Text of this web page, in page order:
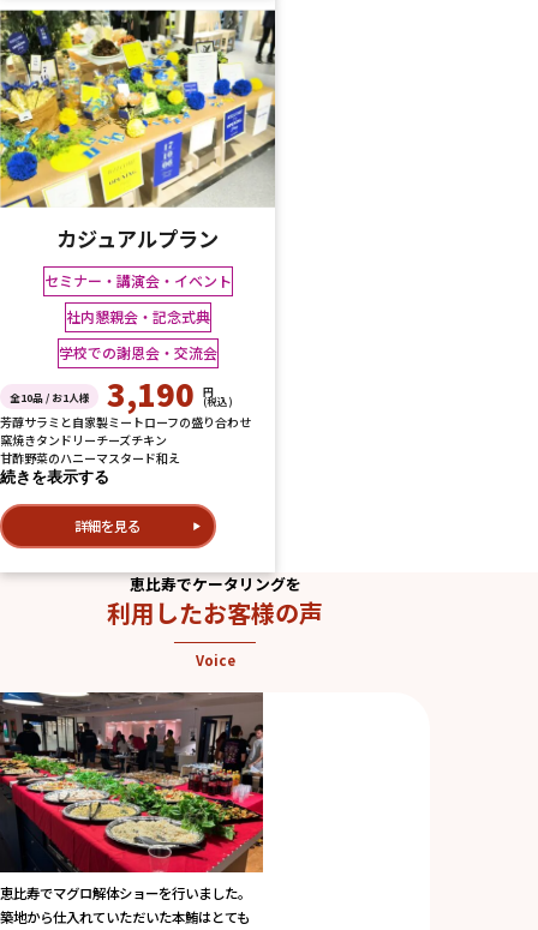
カジュアルプラン
セミナー・講演会・イベント
社内懇親会・記念式典
学校での謝恩会・交流会
全10品 / お1人様 3,190 円
(税込)
芳醇サラミと自家製ミートローフの盛り合わせ
窯焼きタンドリーチーズチキン
甘酢野菜のハニーマスタード和え
続きを表示する
詳細を見る
恵比寿でケータリングを
利用したお客様の声
Voice
恵比寿でマグロ解体ショーを行いました。
築地から仕入れていただいた本鮪はとても